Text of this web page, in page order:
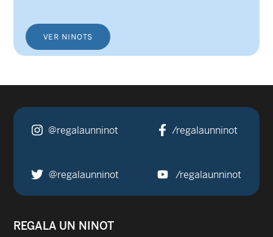
VER NINOTS
@regalaunninot /regalaunninot
@regalaunninot /regalaunninot
REGALA UN NINOT